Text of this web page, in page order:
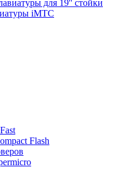
для 19'' стойки
iMTC
Flash